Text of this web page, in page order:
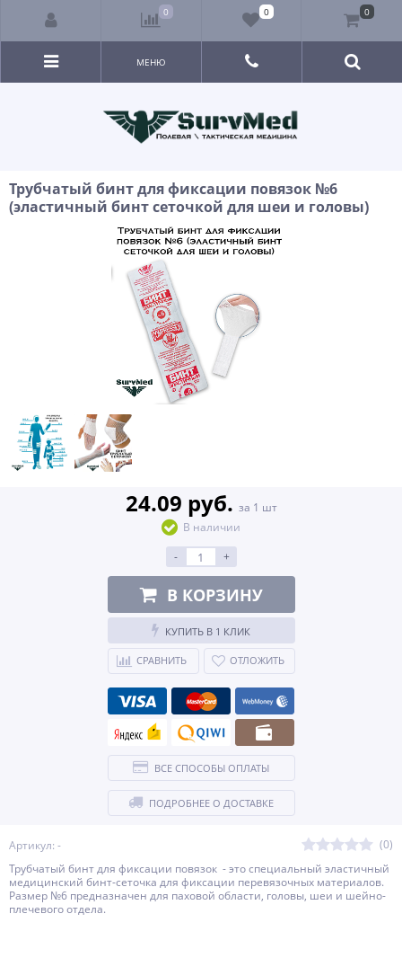
МЕНЮ
Трубчатый бинт для фиксации повязок №6
(эластичный бинт сеточкой для шеи и головы)
Артикул: -
(0)
Трубчатый бинт для фиксации повязок - это специальный эластичный
медицинский бинт-сеточка для фиксации перевязочных материалов.
Размер №6 предназначен для паховой области, головы, шеи и шейно-
плечевого отдела.
24.09 руб. за 1 шт
В наличии
-
+
В КОРЗИНУ
КУПИТЬ В 1 КЛИК
СРАВНИТЬ ОТЛОЖИТЬ
ВСЕ СПОСОБЫ ОПЛАТЫ
ПОДРОБНЕЕ О ДОСТАВКЕ
0 0 0